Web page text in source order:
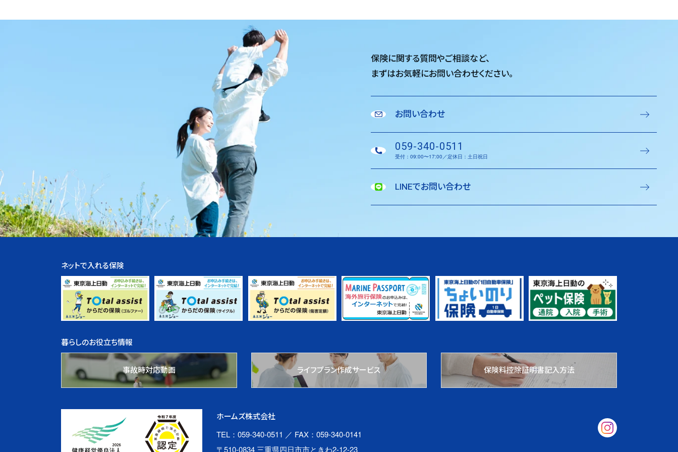
保険に関する質問やご相談など、
まずはお気軽にお問い合わせください。
お問い合わせ
059-340-0511
受付：09:00〜17:00／定休日：土日祝日
LINEでお問い合わせ
ネットで入れる保険
暮らしのお役立ち情報
事故時対応動画 ライフプラン作成サービス 保険料控除証明書記入方法
ホームズ株式会社
TEL：059-340-0511 ／ FAX：059-340-0141
〒510-0834 三重県四日市市ときわ2-12-23